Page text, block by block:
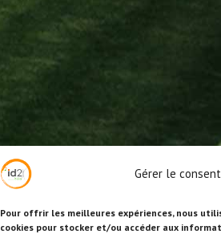
Gérer le
Pour offrir les meilleures expériences, nous
cookies pour stocker et/ou accéder aux